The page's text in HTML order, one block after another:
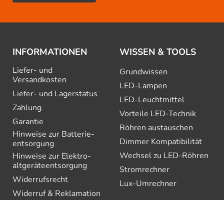
INFORMATIONEN
Liefer- und
Versandkosten
Liefer- und Lagerstatus
Zahlung
Garantie
Hinweise zur Batterie­
entsorgung
Hinweise zur Elektro­
altgeräte­entsorgung
Widerrufsrecht
Widerruf & Reklamation
WISSEN & TOOLS
Grundwissen
LED-Lampen
LED-Leuchtmittel
Vorteile LED-Technik
Röhren austauschen
Dimmer Kompatibilität
Wechsel zu LED-Röhren
Stromrechner
Lux-Umrechner